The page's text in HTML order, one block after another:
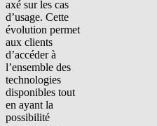
axé sur les cas
d’usage. Cette
évolution permet
aux clients
d’accéder à
l’ensemble des
technologies
disponibles tout
en ayant la
possibilité